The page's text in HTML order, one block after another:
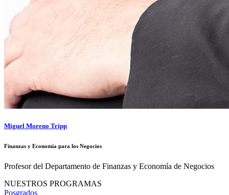
Miguel Moreno Tripp
Finanzas y Economía para los Negocios
Profesor del Departamento de Finanzas y Economía de Negocios
NUESTROS PROGRAMAS
Posgrados